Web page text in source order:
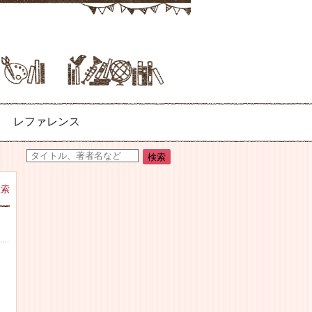
レファレンス